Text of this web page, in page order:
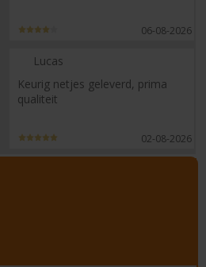
06-08-2026
Lucas
Keurig netjes geleverd, prima
qualiteit
02-08-2026